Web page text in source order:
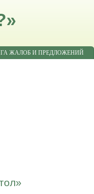
ЖАЛОБ И ПРЕДЛОЖЕНИЙ